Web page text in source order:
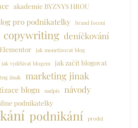
akademie BYZNYS HROU
pro podnikatelky brand focení
copywriting deníčkování
Elementor jak monetizovat blog
jak vydělávat blogem jak začít blogovat
jinak marketing jinak
blogu nadpis návody
podnikatelky
podnikání prodej